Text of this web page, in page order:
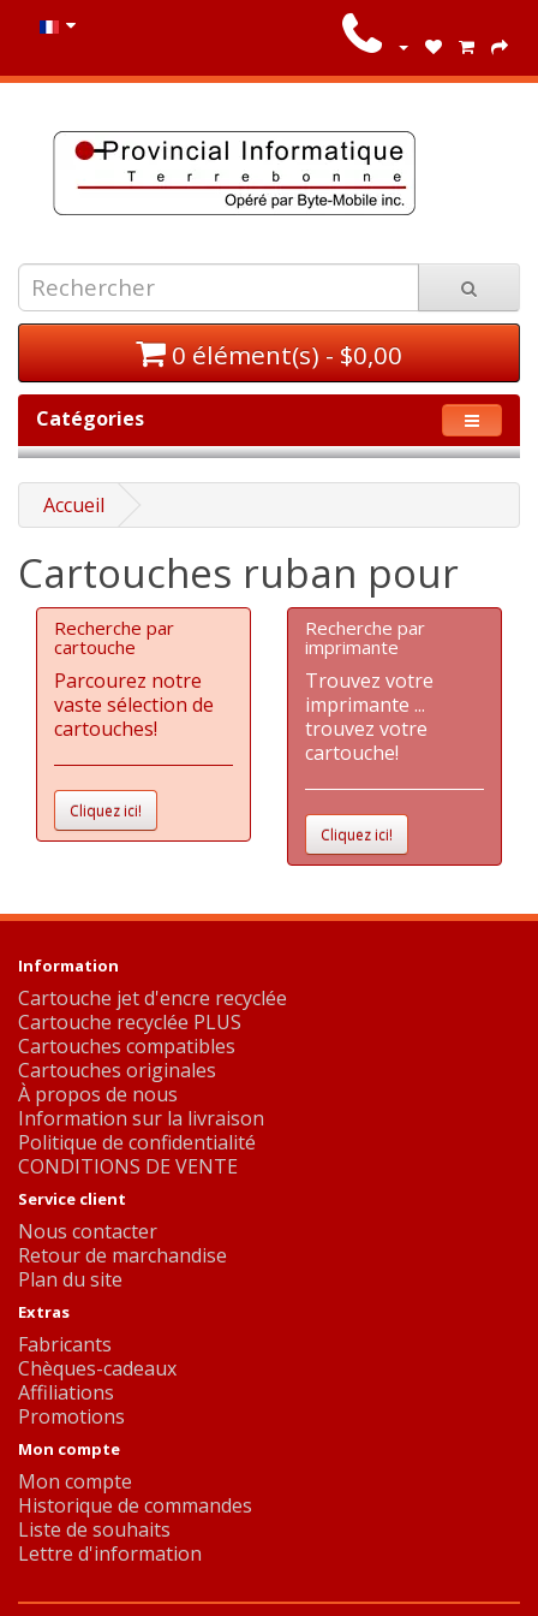
0 élément(s) - $0,00
Catégories
Accueil
Cartouches ruban pour
Recherche par
cartouche
Parcourez notre
vaste sélection de
cartouches!
Cliquez ici!
Recherche par
imprimante
Trouvez votre
imprimante ...
trouvez votre
cartouche!
Cliquez ici!
Information
Cartouche jet d'encre recyclée
Cartouche recyclée PLUS
Cartouches compatibles
Cartouches originales
À propos de nous
Information sur la livraison
Politique de confidentialité
CONDITIONS DE VENTE
Service client
Nous contacter
Retour de marchandise
Plan du site
Extras
Fabricants
Chèques-cadeaux
Affiliations
Promotions
Mon compte
Mon compte
Historique de commandes
Liste de souhaits
Lettre d'information